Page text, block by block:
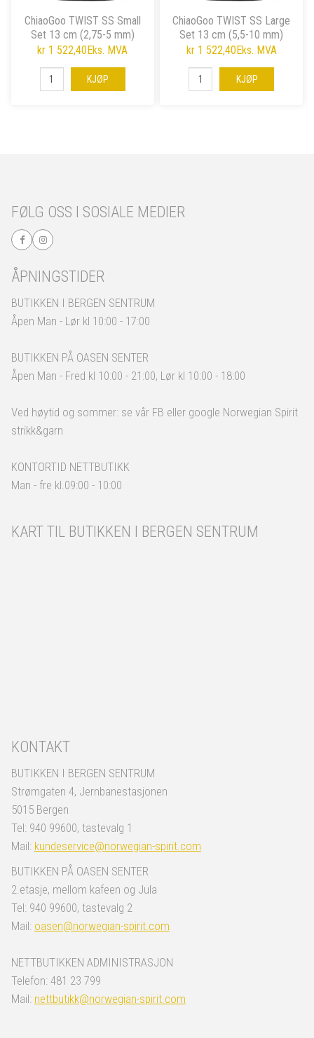
ChiaoGoo TWIST SS Small
Set 13 cm (2,75-5 mm)
kr 1 522,40Eks. MVA
KJØP
ChiaoGoo TWIST SS Large
Set 13 cm (5,5-10 mm)
kr 1 522,40Eks. MVA
KJØP
FØLG OSS I SOSIALE MEDIER
ÅPNINGSTIDER
BUTIKKEN I BERGEN SENTRUM
Åpen Man - Lør kl 10:00 - 17:00
BUTIKKEN PÅ OASEN SENTER
Åpen Man - Fred kl 10:00 - 21:00, Lør kl 10:00 - 18:00
Ved høytid og sommer: se vår FB eller google Norwegian Spirit
strikk&garn
KONTORTID NETTBUTIKK
Man - fre kl.09:00 - 10:00
KART TIL BUTIKKEN I BERGEN SENTRUM
KONTAKT
BUTIKKEN I BERGEN SENTRUM
Strømgaten 4, Jernbanestasjonen
5015 Bergen
Tel: 940 99600, tastevalg 1
Mail: kundeservice@norwegian-spirit.com
BUTIKKEN PÅ OASEN SENTER
2.etasje, mellom kafeen og Jula
Tel: 940 99600, tastevalg 2
Mail: oasen@norwegian-spirit.com
NETTBUTIKKEN ADMINISTRASJON
Telefon: 481 23 799
Mail: nettbutikk@norwegian-spirit.com